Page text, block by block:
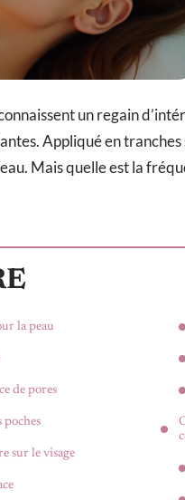
un regain
Appliqué en
Mais quelle est la
la peau
de pores
poches
sur le visage